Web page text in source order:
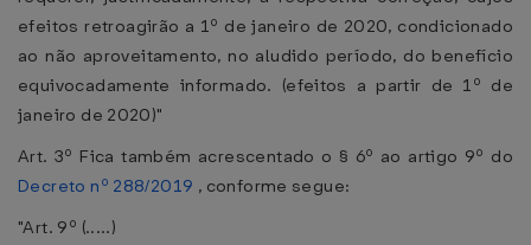
efeitos retroagirão a 1º de janeiro de 2020, condicionado
ao não aproveitamento, no aludido período, do benefício
equivocadamente informado. (efeitos a partir de 1º de
janeiro de 2020)"
Art. 3º Fica também acrescentado o § 6º ao artigo 9º do
Decreto nº 288/2019 , conforme segue:
"Art. 9º (.....)